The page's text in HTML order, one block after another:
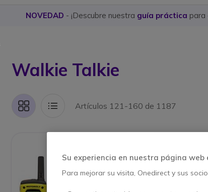
NOVEDAD - ¡Descubre nuestra guía práctica para
Walkie Talkie
Parrilla Lista Artículos 121-160 de 1187
Su experiencia en nuestra página web
Para mejorar su visita, Onedirect y sus